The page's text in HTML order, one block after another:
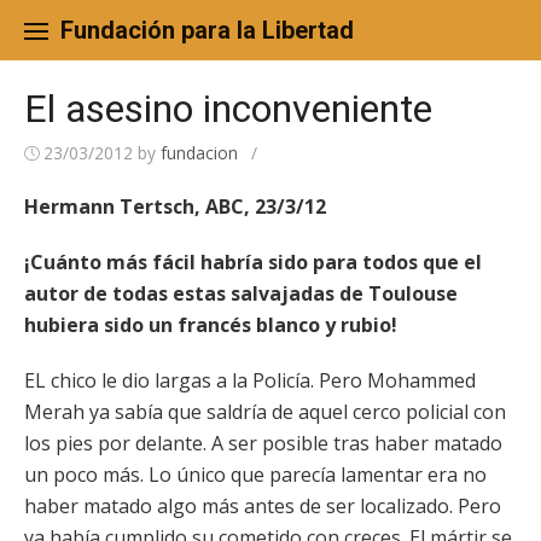
content
Fundación para la Libertad
El asesino inconveniente
23/03/2012 by fundacion /
Hermann Tertsch, ABC, 23/3/12
¡Cuánto más fácil habría sido para todos que el
autor de todas estas salvajadas de Toulouse
hubiera sido un francés blanco y rubio!
EL chico le dio largas a la Policía. Pero Mohammed
Merah ya sabía que saldría de aquel cerco policial con
los pies por delante. A ser posible tras haber matado
un poco más. Lo único que parecía lamentar era no
haber matado algo más antes de ser localizado. Pero